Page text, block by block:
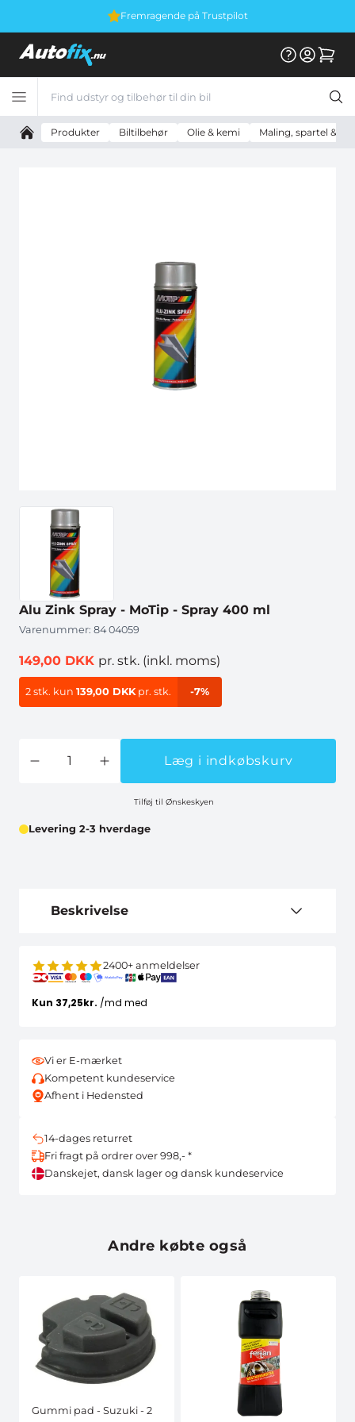
Fremragende på Trustpilot
Produkter Biltilbehør Olie & kemi Maling, spartel &
Alu Zink Spray - MoTip - Spray 400 ml
Varenummer: 84 04059
149,00 DKK pr. stk. (inkl. moms)
2 stk. kun 139,00 DKK pr. stk. -7%
Læg i indkøbskurv
Tilføj til Ønskeskyen
Levering 2-3 hverdage
Beskrivelse
2400+ anmeldelser
Vi er E-mærket
Kompetent kundeservice
Afhent i Hedensted
14-dages returret
Fri fragt på ordrer over 998,- *
Danskejet, dansk lager og dansk kundeservice
Andre købte også
Gummi pad - Suzuki - 2